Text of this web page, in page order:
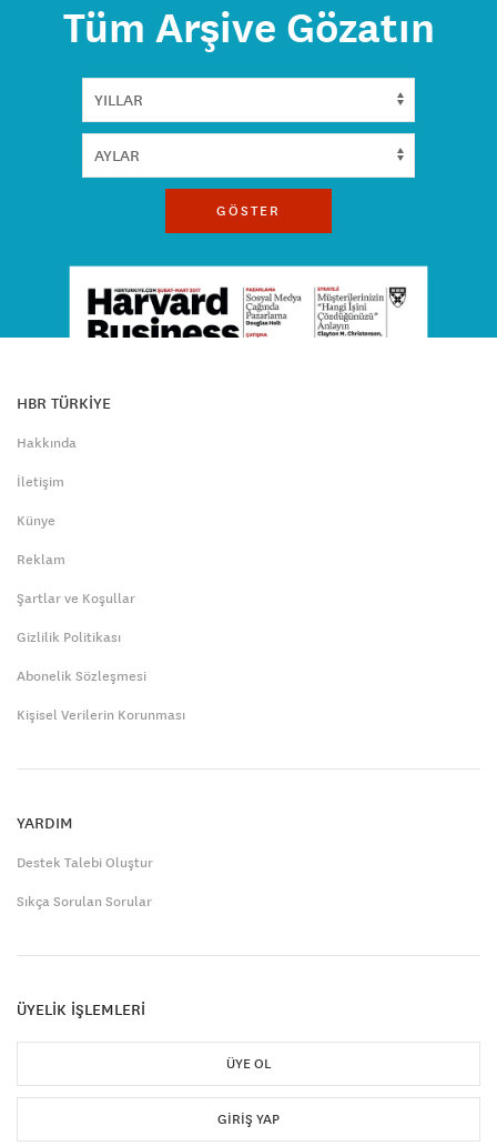
Tüm Arşive Gözatın
GÖSTER
HBR TÜRKİYE
Hakkında
İletişim
Künye
Reklam
Şartlar ve Koşullar
Gizlilik Politikası
Abonelik Sözleşmesi
Kişisel Verilerin Korunması
YARDIM
Destek Talebi Oluştur
Sıkça Sorulan Sorular
ÜYELİK İŞLEMLERİ
ÜYE OL
GIRIŞ YAP